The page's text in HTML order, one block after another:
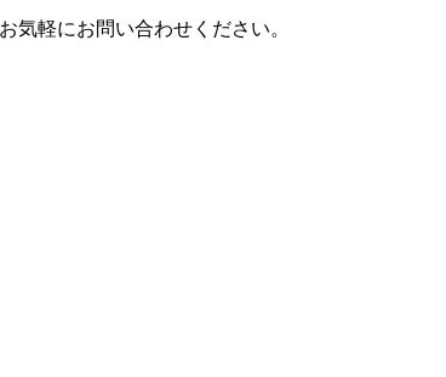
気軽にお問い合わせください。